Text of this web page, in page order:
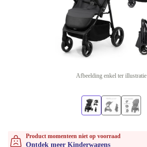
Afbeelding enkel ter illustratie
Product momenteen niet op voorraad
Ontdek meer Kinderwagens